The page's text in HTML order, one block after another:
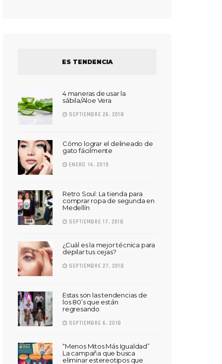
ES TENDENCIA
4 maneras de usar la
sábila/Aloe Vera
SEPTIEMBRE 26, 2018
Cómo lograr el delineado de
gato fácilmente
ENERO 14, 2019
Retro Soul: La tienda para
comprar ropa de segunda en
Medellín
SEPTIEMBRE 17, 2018
¿Cuál es la mejor técnica para
depilar tus cejas?
SEPTIEMBRE 27, 2018
Estas son las tendencias de
los 80’s que están
regresando
SEPTIEMBRE 6, 2018
“Menos Mitos Más Igualdad”
La campaña que busca
eliminar estereotipos que